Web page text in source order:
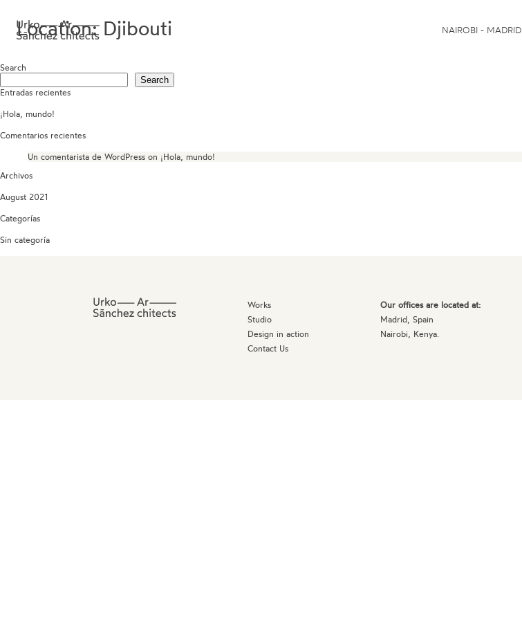
NAIROBI - MADRID
Location: Djibouti
Search
Search
Entradas recientes
¡Hola, mundo!
Comentarios recientes
Un comentarista de WordPress on ¡Hola, mundo!
Archivos
August 2021
Categorías
Sin categoría
Works
Studio
Design in action
Contact Us
Our offices are located at:
Madrid, Spain
Nairobi, Kenya.